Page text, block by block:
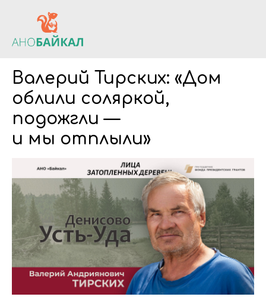
Валерий Тирских: «Дом
облили соляркой,
подожгли —
и мы отплыли»